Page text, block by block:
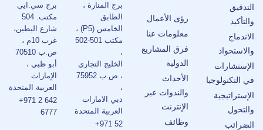
التدقيق
والتأكيد
الاندماج
والاستحواذ
الإستشارات
في التكنولوجيا
الإستراتيجية
والتحول
الضرائب
رؤى الأعمال
معلومات عنا
فرق المشاريع
الدولية
الأحداث
والندوات عبر
الإنترنت
وظائف
برج المنارة ،
الطابق
الخامس (P5) ،
مكتب 501-502
،
الخليج التجاري
، ص.ب 75952
،
دبي الامارات
العربية المتحدة
+971 52
برج سي.ايي
مكتب. 504
شارع البطين،
غرب 10م ،
ص.ب 70510
أبو ظبي ،
الإمارات
العربية المتحدة
+971 2 642
6777